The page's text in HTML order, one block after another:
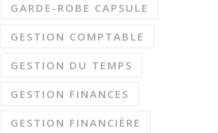
GARDE-ROBE CAPSULE
GESTION COMPTABLE
GESTION DU TEMPS
GESTION FINANCES
GESTION FINANCIÈRE